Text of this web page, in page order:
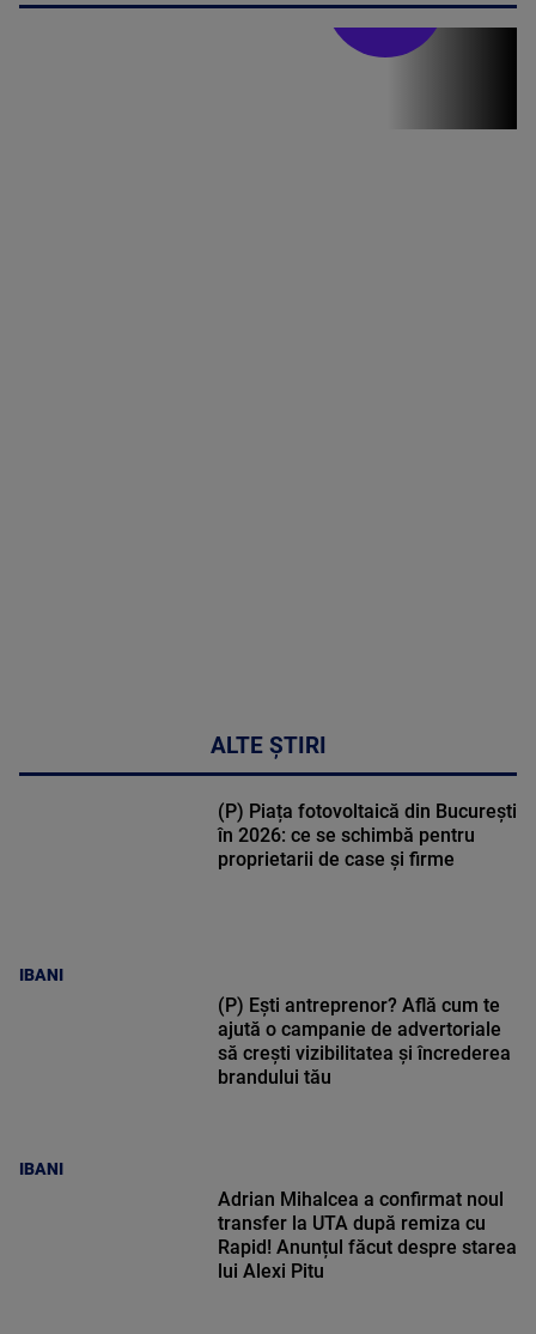
ALTE ȘTIRI
IBANI
(P) Piața fotovoltaică din București
în 2026: ce se schimbă pentru
proprietarii de case și firme
IBANI
(P) Ești antreprenor? Află cum te
ajută o campanie de advertoriale
să crești vizibilitatea și încrederea
brandului tău
Adrian Mihalcea a confirmat noul
transfer la UTA după remiza cu
Rapid! Anunțul făcut despre starea
lui Alexi Pitu